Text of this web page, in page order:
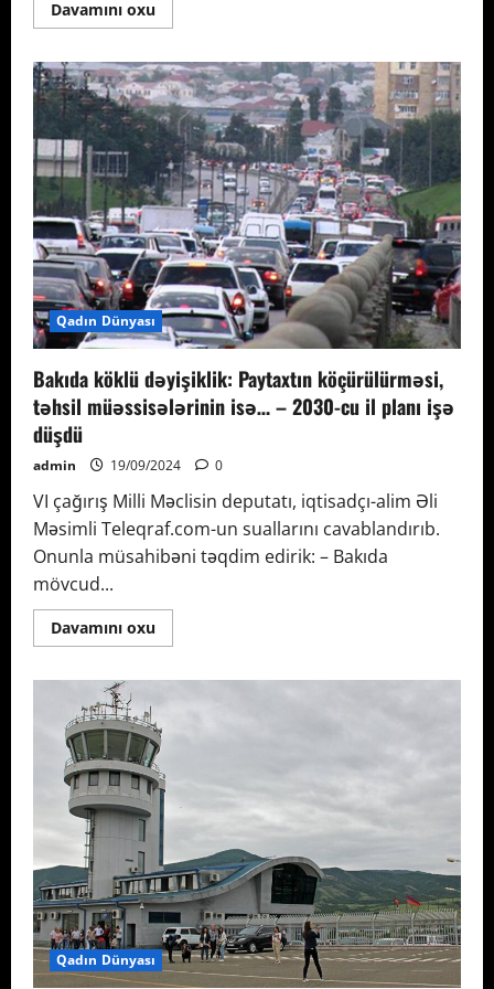
Davamını oxuRead
more
zəlzələlər
olacaq
ölkələrin
əraziləri
Qadın Dünyası
Bakıda köklü dəyişiklik: Paytaxtın köçürülürməsi,
təhsil müəssisələrinin isə… – 2030-cu il planı işə
düşdü
admin 19/09/2024 0
VI çağırış Milli Məclisin deputatı, iqtisadçı-alim Əli
Məsimli Teleqraf.com-un suallarını cavablandırıb.
Onunla müsahibəni təqdim edirik: – Bakıda
mövcud...
Davamını oxuRead
more
dəyişiklik:
Paytaxtın
köçürülürməsi,
təhsil
müəssisələrinin
isə…
–
2030-
cu
il
planı
işə
düşdü
Qadın Dünyası